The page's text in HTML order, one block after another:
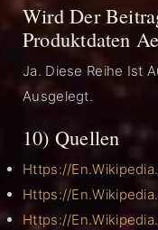
Wird Der
Produktdaten
Ja. Diese Reihe Ist
Ausgelegt.
10) Quellen
Https://
Https://
Https://